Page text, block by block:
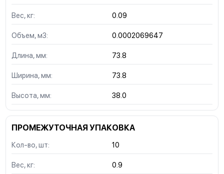
Вес, кг: 0.09
Объем, м3: 0.0002069647
Длина, мм: 73.8
Ширина, мм: 73.8
Высота, мм: 38.0
ПРОМЕЖУТОЧНАЯ УПАКОВКА
Кол-во, шт: 10
Вес, кг: 0.9